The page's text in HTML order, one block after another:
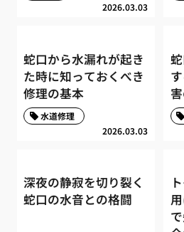
2026.03.03
蛇口から水漏れが起き
た時に知っておくべき
修理の基本
2026.03.03
水道修理
深夜の静寂を切り裂く
蛇口の水音との格闘